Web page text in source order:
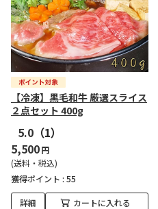
【冷凍】黒毛和牛 厳選スライス
２点セット 400g
5.0 （1）
5,500円
(送料・税込)
獲得ポイント : 55
詳細 カートに入れる